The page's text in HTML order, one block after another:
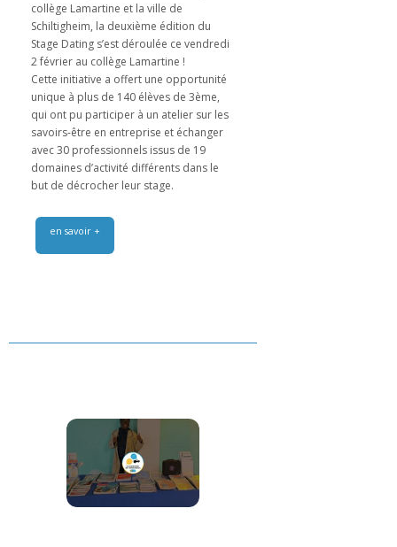
collège Lamartine et la ville de
Schiltigheim, la deuxième édition du
Stage Dating s’est déroulée ce vendredi
2 février au collège Lamartine !
Cette initiative a offert une opportunité
unique à plus de 140 élèves de 3ème,
qui ont pu participer à un atelier sur les
savoirs-être en entreprise et échanger
avec 30 professionnels issus de 19
domaines d’activité différents dans le
but de décrocher leur stage.
en savoir +